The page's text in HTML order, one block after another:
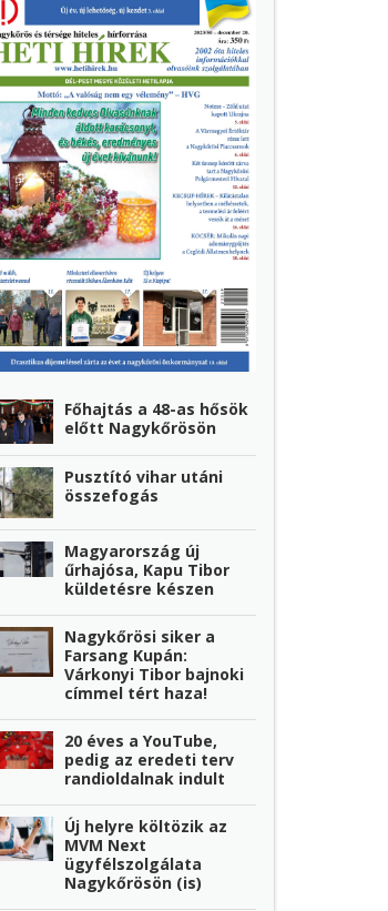
Főhajtás a 48-as hősök
előtt Nagykőrösön
Pusztító vihar utáni
összefogás
Magyarország új
űrhajósa, Kapu Tibor
küldetésre készen
Nagykőrösi siker a
Farsang Kupán:
Várkonyi Tibor bajnoki
címmel tért haza!
20 éves a YouTube,
pedig az eredeti terv
randioldalnak indult
Új helyre költözik az
MVM Next
ügyfélszolgálata
Nagykőrösön (is)